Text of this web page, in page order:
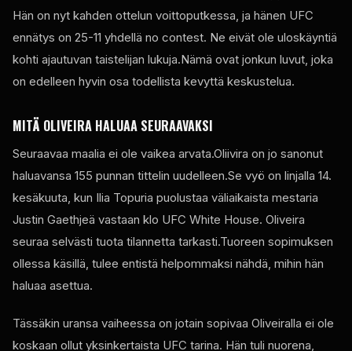
Hän on nyt kahden ottelun voittoputkessa, ja hänen UFC
ennätys on 25-11 yhdellä no contest. Ne eivät ole uloskäyntiä
kohti ajautuvan taistelijan lukuja.Nämä ovat jonkun luvut, joka
on edelleen hyvin osa todellista kevyttä keskustelua.
MITÄ OLIVEIRA HALUAA SEURAAVAKSI
Seuraavaa maalia ei ole vaikea arvata.Oliivira on jo sanonut
haluavansa 155 punnan tittelin uudelleen.Se vyö on linjalla 14.
kesäkuuta, kun Ilia Topuria puolustaa väliaikaista mestaria
Justin Gaethjeä vastaan klo UFC White House. Oliveira
seuraa selvästi tuota tilannetta tarkasti.Tuoreen sopimuksen
ollessa käsillä, tulee entistä helpommaksi nähdä, mihin hän
haluaa asettua.
Tässäkin uransa vaiheessa on jotain sopivaa Oliveiralla ei ole
koskaan ollut yksinkertaista UFC tarina. Hän tuli nuorena,